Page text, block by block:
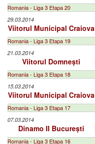
Romania - Liga 3 Etapa 20
29.03.2014
Viitorul Municipal Craiova
Romania - Liga 3 Etapa 19
21.03.2014
Viitorul Domnești
Romania - Liga 3 Etapa 18
15.03.2014
Viitorul Municipal Craiova
Romania - Liga 3 Etapa 17
07.03.2014
Dinamo II București
Romania - Liga 3 Etapa 16